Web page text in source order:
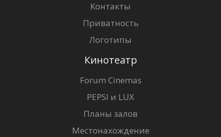
Контакты
Приватность
Логотипы
Кинотеатр
Forum Cinemas
PEPSI и LUX
Планы залов
Местонахождение